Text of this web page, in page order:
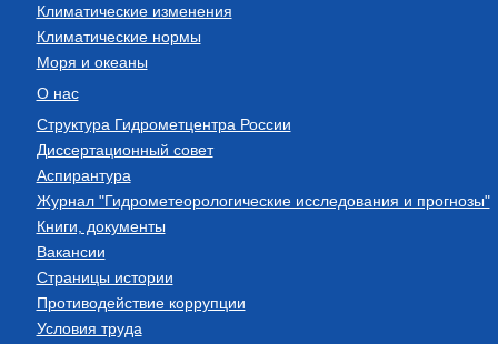
Климатические изменения
Климатические нормы
Моря и океаны
О нас
Структура Гидрометцентра России
Диссертационный совет
Аспирантура
Журнал "Гидрометеорологические исследования и прогнозы"
Книги, документы
Вакансии
Страницы истории
Противодействие коррупции
Условия труда